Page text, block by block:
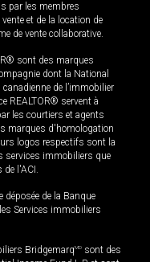
par les membres
et de la location de
de vente collaborative.
sont des marques
dont la National
de l’immobilier
REALTOR® servent à
les courtiers et agents
marques d'homologation
logos respectifs sont la
services immobiliers que
l'ACI.
déposée de la Banque
Services immobiliers
BridgemarqMD sont des